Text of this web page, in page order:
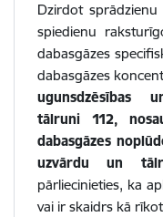
Dzirdot
spiedienu
dabasgāzes
dabasgāzes
ugunsdzēsības
tālruni 112,
dabasgāzes
uzvārdu un
pārliecinieties, ka
vai ir skaidrs kā